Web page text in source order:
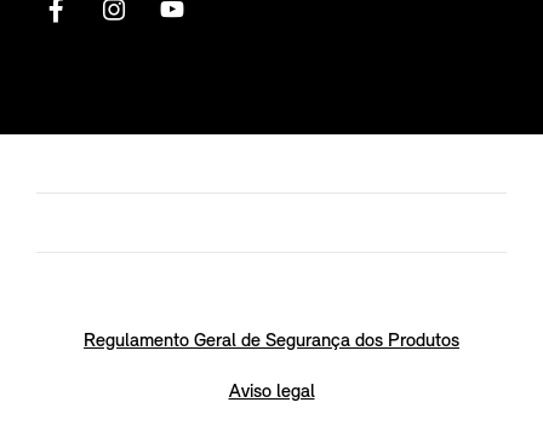
Regulamento Geral de Segurança dos Produtos
Aviso legal